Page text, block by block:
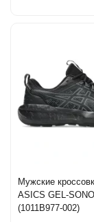
Мужские
ASICS GEL-
(1011B977-002)